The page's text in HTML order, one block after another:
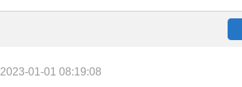
2023-01-01 08:19:08